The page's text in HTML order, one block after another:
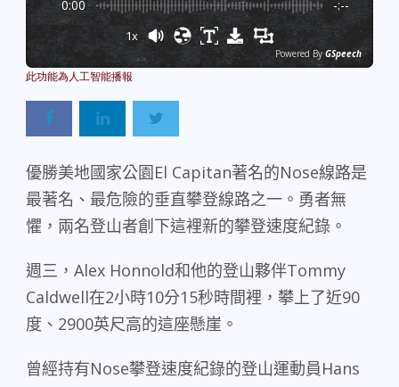
0:00 -:--
1x
Powered By GSpeech
優勝美地國家公園El Capitan著名的Nose線路是
最著名、最危險的垂直攀登線路之一。勇者無
懼，兩名登山者創下這裡新的攀登速度紀錄。
週三， Alex Honnold和他的登山夥伴Tommy
Caldwell在2小時10分15秒時間裡，攀上了近90
度、 2900英尺高的這座懸崖。
曾經持有Nose攀登速度紀錄的登山運動員Hans